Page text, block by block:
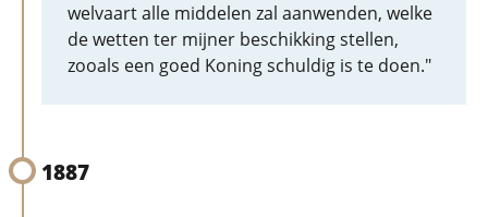
welvaart alle middelen zal aanwenden, welke
de wetten ter mijner beschikking stellen,
zooals een goed Koning schuldig is te doen."
1887